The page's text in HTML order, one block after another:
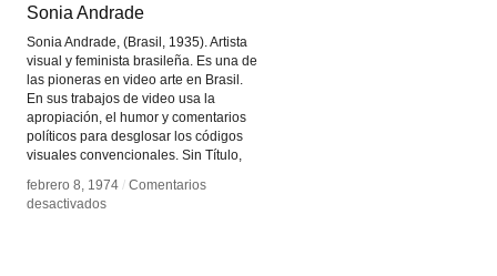
Sonia Andrade
Sonia Andrade, (Brasil, 1935). Artista
visual y feminista brasileña. Es una de
las pioneras en video arte en Brasil.
En sus trabajos de video usa la
apropiación, el humor y comentarios
políticos para desglosar los códigos
visuales convencionales. Sin Título,
febrero 8, 1974 / Comentarios
desactivadosen
Sonia Andrade
febrero 8, 1974 / Comentarios
desactivadosen